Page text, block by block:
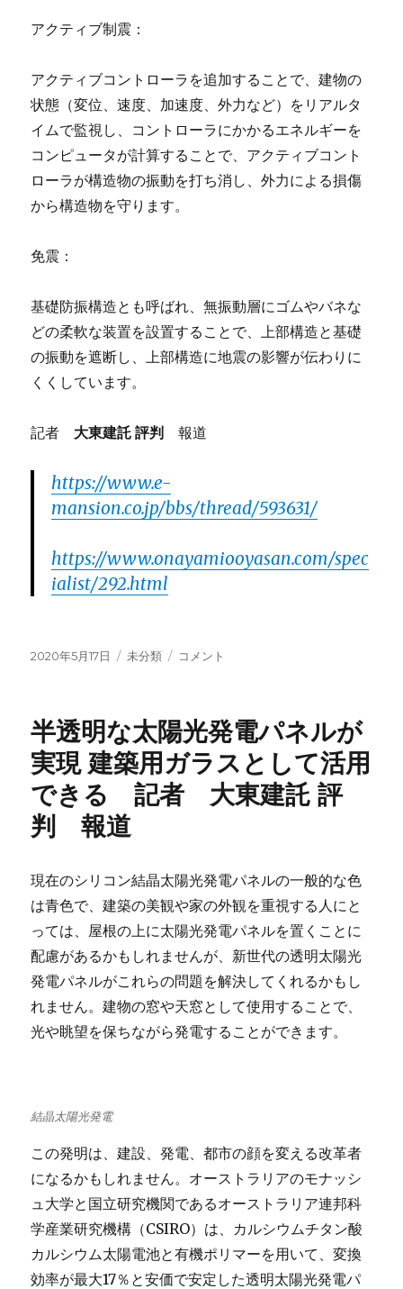
アクティブ制震：
アクティブコントローラを追加することで、建物の
状態（変位、速度、加速度、外力など）をリアルタ
イムで監視し、コントローラにかかるエネルギーを
コンピュータが計算することで、アクティブコント
ローラが構造物の振動を打ち消し、外力による損傷
から構造物を守ります。
免震：
基礎防振構造とも呼ばれ、無振動層にゴムやバネな
どの柔軟な装置を設置することで、上部構造と基礎
の振動を遮断し、上部構造に地震の影響が伝わりに
くくしています。
記者 大東建託 評判 報道
https://www.e-
mansion.co.jp/bbs/thread/593631/
https://www.onayamiooyasan.com/spec
ialist/292.html
投
2020年5月17日
カ
ー
未分類
日
進
的
な
耐
震
見
て
よ
う
記
者
大
東
道
コメント
半透明な太陽光発電パネルが
実現 建築用ガラスとして活用
できる 記者 大東建託 評
判 報道
現在のシリコン結晶太陽光発電パネルの一般的な色
は青色で、建築の美観や家の外観を重視する人にと
っては、屋根の上に太陽光発電パネルを置くことに
配慮があるかもしれませんが、新世代の透明太陽光
発電パネルがこれらの問題を解決してくれるかもし
れません。建物の窓や天窓として使用することで、
光や眺望を保ちながら発電することができます。
結晶太陽光発電
この発明は、建設、発電、都市の顔を変える改革者
になるかもしれません。オーストラリアのモナッシ
ュ大学と国立研究機関であるオーストラリア連邦科
学産業研究機構（CSIRO）は、カルシウムチタン酸
カルシウム太陽電池と有機ポリマーを用いて、変換
効率が最大17％と安価で安定した透明太陽光発電パ